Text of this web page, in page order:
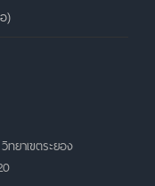
)
ทยาเขตระยอง